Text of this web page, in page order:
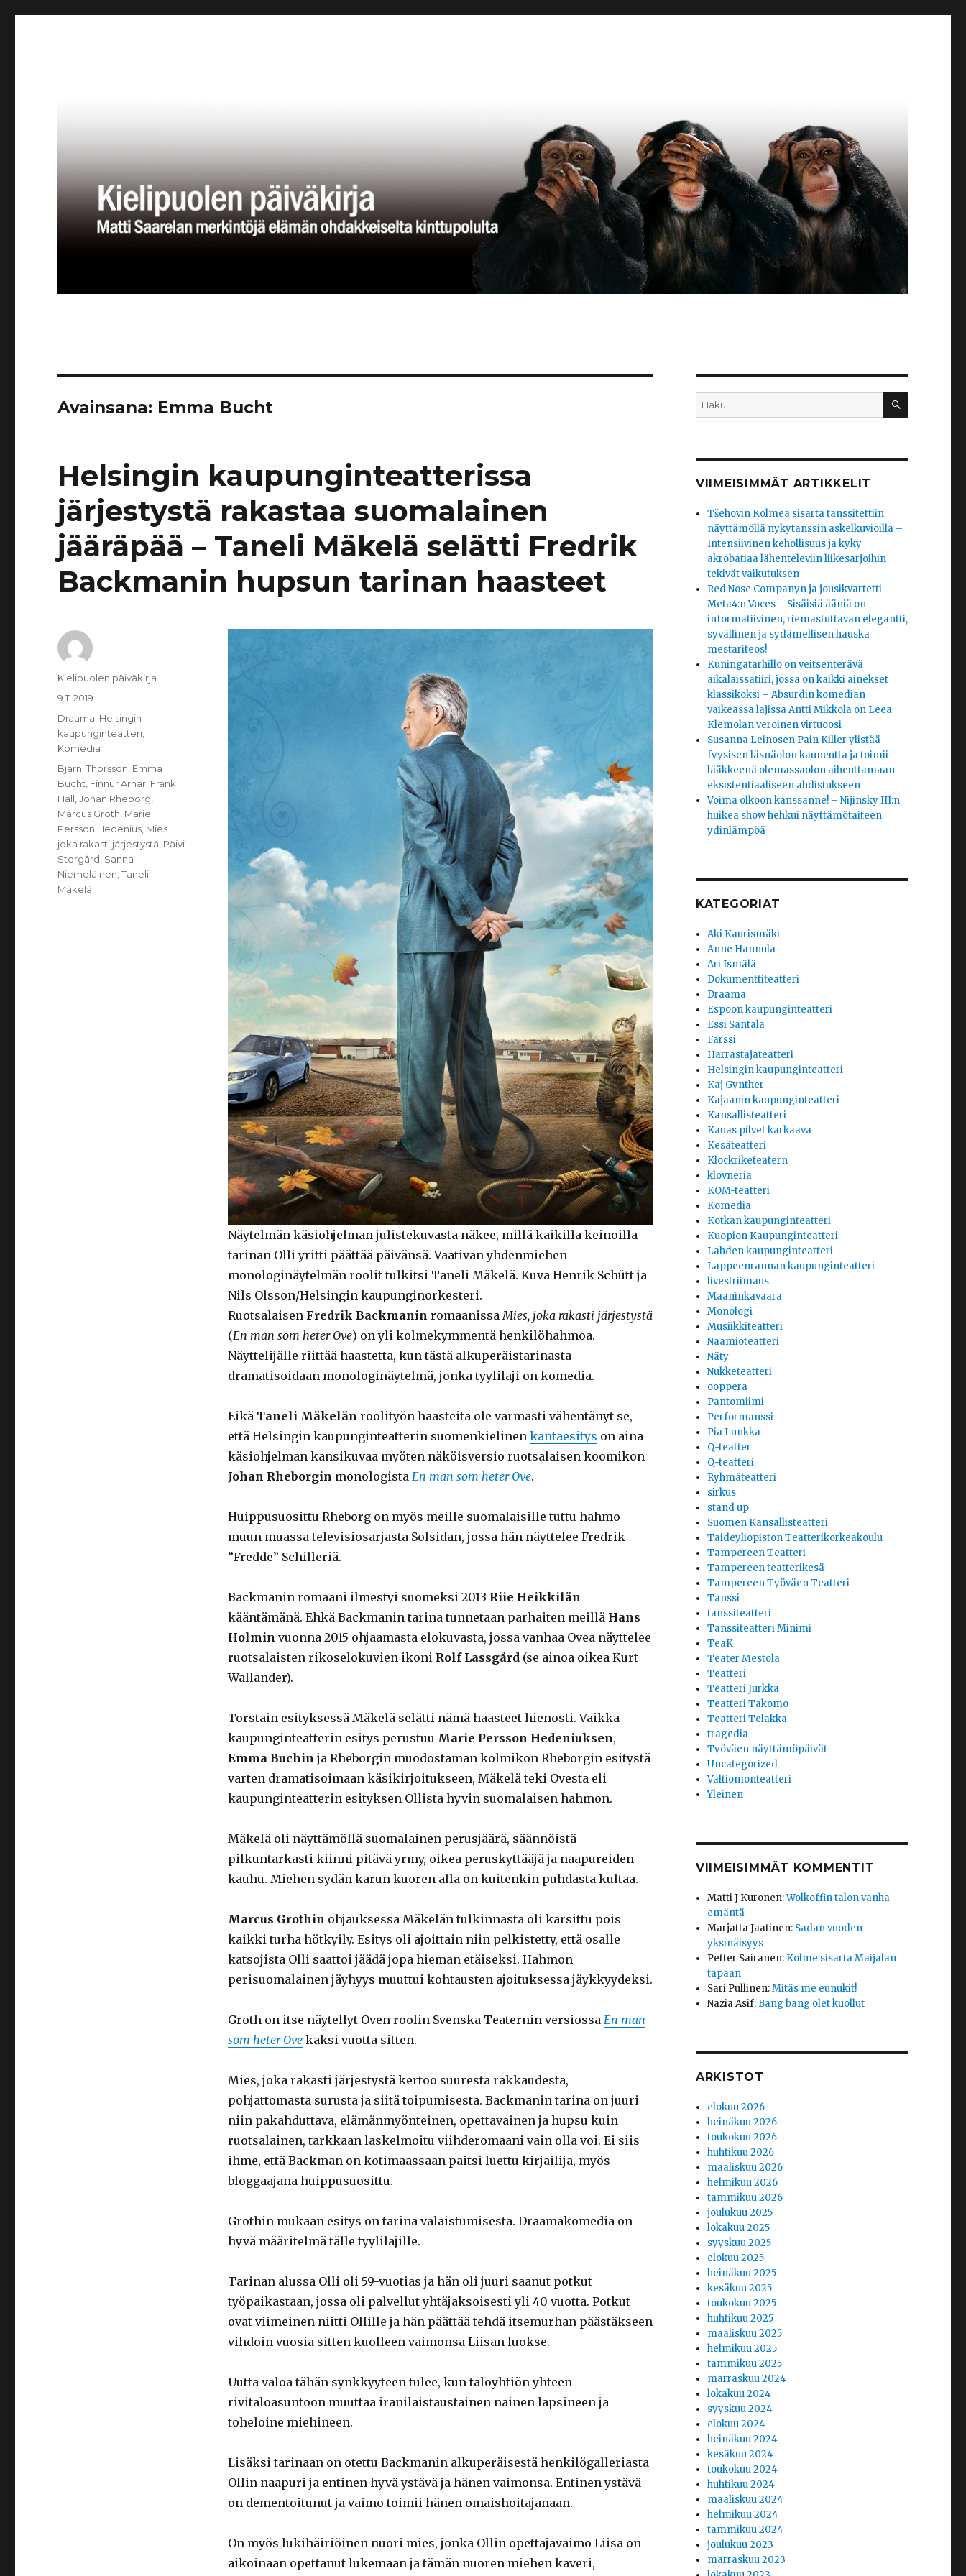
Avainsana: Emma Bucht
Helsingin kaupunginteatterissa
järjestystä rakastaa suomalainen
jääräpää – Taneli Mäkelä selätti Fredrik
Backmanin hupsun tarinan haasteet
Näytelmän käsiohjelman julistekuvasta näkee, millä kaikilla keinoilla
tarinan Olli yritti päättää päivänsä. Vaativan yhdenmiehen
monologinäytelmän roolit tulkitsi Taneli Mäkelä. Kuva Henrik Schütt ja
Nils Olsson/Helsingin kaupunginorkesteri.
Ruotsalaisen Fredrik Backmanin romaanissaMies, joka rakasti järjestystä
(En man som heter Ove) on yli kolmekymmentä henkilöhahmoa.
Näyttelijälle riittää haastetta, kun tästä alkuperäistarinasta
dramatisoidaan monologinäytelmä, jonka tyylilaji on komedia.
Eikä Taneli Mäkelän roolityön haasteita ole varmasti vähentänyt se,
että Helsingin kaupunginteatterin suomenkielinen kantaesitys on aina
käsiohjelman kansikuvaa myöten näköisversio ruotsalaisen koomikon
Johan Rheborgin monologista En man som heter Ove.
Huippusuosittu Rheborg on myös meille suomalaisille tuttu hahmo
muun muassa televisiosarjasta Solsidan, jossa hän näyttelee Fredrik
”Fredde” Schilleriä.
Backmanin romaani ilmestyi suomeksi 2013 Riie Heikkilän
kääntämänä. Ehkä Backmanin tarina tunnetaan parhaiten meillä Hans
Holmin vuonna 2015 ohjaamasta elokuvasta, jossa vanhaa Ovea näyttelee
ruotsalaisten rikoselokuvien ikoni Rolf Lassgård(se ainoa oikea Kurt
Wallander).
Torstain esityksessä Mäkelä selätti nämä haasteet hienosti. Vaikka
kaupunginteatterin esitys perustuu Marie Persson Hedeniuksen,
Emma Buchin ja Rheborgin muodostaman kolmikon Rheborgin esitystä
varten dramatisoimaan käsikirjoitukseen, Mäkelä teki Ovesta eli
kaupunginteatterin esityksen Ollista hyvin suomalaisen hahmon.
Mäkelä oli näyttämöllä suomalainen perusjäärä, säännöistä
pilkuntarkasti kiinni pitävä yrmy, oikea peruskyttääjä ja naapureiden
kauhu. Miehen sydän karun kuoren alla on kuitenkin puhdasta kultaa.
Marcus Grothin ohjauksessa Mäkelän tulkinnasta oli karsittu pois
kaikki turha hötkyily. Esitys oli ajoittain niin pelkistetty, että osalle
katsojista Olli saattoi jäädä jopa hieman etäiseksi. Hahmon
perisuomalainen jäyhyys muuttui kohtausten ajoituksessa jäykkyydeksi.
Groth on itse näytellyt Oven roolin Svenska Teaternin versiossa En man
som heter Ovekaksi vuotta sitten.
Mies, joka rakasti järjestystä kertoo suuresta rakkaudesta,
pohjattomasta surusta ja siitä toipumisesta. Backmanin tarina on juuri
niin pakahduttava, elämänmyönteinen, opettavainen ja hupsu kuin
ruotsalainen, tarkkaan laskelmoitu viihderomaani vain olla voi. Ei siis
ihme, että Backman on kotimaassaan paitsi luettu kirjailija, myös
bloggaajana huippusuosittu.
Grothin mukaan esitys on tarina valaistumisesta. Draamakomedia on
hyvä määritelmä tälle tyylilajille.
Tarinan alussa Olli oli 59-vuotias ja hän oli juuri saanut potkut
työpaikastaan, jossa oli palvellut yhtäjaksoisesti yli 40 vuotta. Potkut
ovat viimeinen niitti Ollille ja hän päättää tehdä itsemurhan päästäkseen
vihdoin vuosia sitten kuolleen vaimonsa Liisan luokse.
Uutta valoa tähän synkkyyteen tulee, kun taloyhtiön yhteen
rivitaloasuntoon muuttaa iranilaistaustainen nainen lapsineen ja
toheloine miehineen.
Lisäksi tarinaan on otettu Backmanin alkuperäisestä henkilögalleriasta
Ollin naapuri ja entinen hyvä ystävä ja hänen vaimonsa. Entinen ystävä
on dementoitunut ja vaimo toimii hänen omaishoitajanaan.
On myös lukihäiriöinen nuori mies, jonka Ollin opettajavaimo Liisa on
aikoinaan opettanut lukemaan ja tämän nuoren miehen kaveri,
Kirjoittaja
Kielipuolen päiväkirja
Julkaistu
9.11.2019
Kategoriat
Draama Helsingin
kaupunginteatteri
Komedia
Avainsanat
Bjarni Thorsson Emma
Bucht Finnur Arnar Frank
Hall ,Johan Rheborg
Marcus Groth Marie
Persson Hedenius Mies
joka rakasti järjestystä Päivi
Storgård Sanna
Niemeläinen ,Taneli
Mäkelä
Etsi: HAKU
VIIMEISIMMÄT ARTIKKELIT
Tšehovin Kolmea sisarta tanssitettiin
näyttämöllä nykytanssin askelkuvioilla –
Intensiivinen kehollisuus ja kyky
akrobatiaa lähenteleviin liikesarjoihin
tekivät vaikutuksen
Red Nose Companyn ja jousikvartetti
Meta4:n Voces – Sisäisiä ääniä on
informatiivinen, riemastuttavan elegantti,
syvällinen ja sydämellisen hauska
mestariteos!
Kuningatarhillo on veitsenterävä
aikalaissatiiri, jossa on kaikki ainekset
klassikoksi – Absurdin komedian
vaikeassa lajissa Antti Mikkola on Leea
Klemolan veroinen virtuoosi
Susanna Leinosen Pain Killer ylistää
fyysisen läsnäolon kauneutta ja toimii
lääkkeenä olemassaolon aiheuttamaan
eksistentiaaliseen ahdistukseen
Voima olkoon kanssanne! – Nijinsky III:n
huikea show hehkui näyttämötaiteen
ydinlämpöä
KATEGORIAT
Aki Kaurismäki
Anne Hannula
Ari Ismälä
Dokumenttiteatteri
Draama
Espoon kaupunginteatteri
Essi Santala
Farssi
Harrastajateatteri
Helsingin kaupunginteatteri
Kaj Gynther
Kajaanin kaupunginteatteri
Kansallisteatteri
Kauas pilvet karkaava
Kesäteatteri
Klockriketeatern
klovneria
KOM-teatteri
Komedia
Kotkan kaupunginteatteri
Kuopion Kaupunginteatteri
Lahden kaupunginteatteri
Lappeenrannan kaupunginteatteri
livestriimaus
Maaninkavaara
Monologi
Musiikkiteatteri
Naamioteatteri
Näty
Nukketeatteri
ooppera
Pantomiimi
Performanssi
Pia Lunkka
Q-teatter
Q-teatteri
Ryhmäteatteri
sirkus
stand up
Suomen Kansallisteatteri
Taideyliopiston Teatterikorkeakoulu
Tampereen Teatteri
Tampereen teatterikesä
Tampereen Työväen Teatteri
Tanssi
tanssiteatteri
Tanssiteatteri Minimi
TeaK
Teater Mestola
Teatteri
Teatteri Jurkka
Teatteri Takomo
Teatteri Telakka
tragedia
Työväen näyttämöpäivät
Uncategorized
Valtiomonteatteri
Yleinen
VIIMEISIMMÄT KOMMENTIT
Matti J Kuronen:Wolkoffin talon vanha
emäntä
Marjatta Jaatinen: Sadan vuoden
yksinäisyys
Petter Sairanen: Kolme sisarta Maijalan
tapaan
Sari Pullinen:Mitäs me eunukit!
Nazia Asif: Bang bang olet kuollut
ARKISTOT
elokuu 2026
heinäkuu 2026
toukokuu 2026
huhtikuu 2026
maaliskuu 2026
helmikuu 2026
tammikuu 2026
joulukuu 2025
lokakuu 2025
syyskuu 2025
elokuu 2025
heinäkuu 2025
kesäkuu 2025
toukokuu 2025
huhtikuu 2025
maaliskuu 2025
helmikuu 2025
tammikuu 2025
marraskuu 2024
lokakuu 2024
syyskuu 2024
elokuu 2024
heinäkuu 2024
kesäkuu 2024
toukokuu 2024
huhtikuu 2024
maaliskuu 2024
helmikuu 2024
tammikuu 2024
joulukuu 2023
marraskuu 2023